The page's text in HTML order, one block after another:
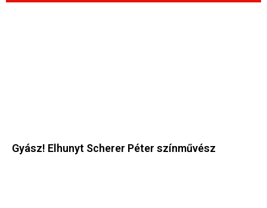
Gyász! Elhunyt Scherer Péter színművész